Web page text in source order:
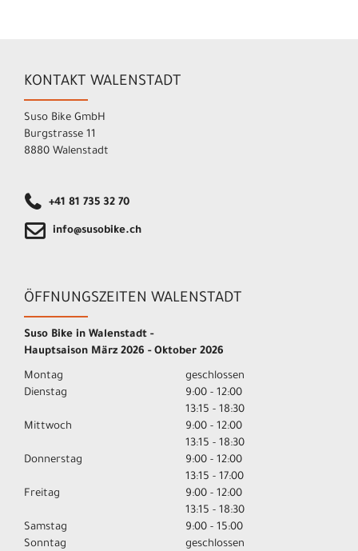
KONTAKT WALENSTADT
Suso Bike GmbH
Burgstrasse 11
8880 Walenstadt
+41 81 735 32 70
info@susobike.ch
ÖFFNUNGSZEITEN WALENSTADT
Suso Bike in Walenstadt -
Hauptsaison März 2026 - Oktober 2026
Montag
geschlossen
Dienstag
9:00 - 12:00
13:15 - 18:30
Mittwoch
9:00 - 12:00
13:15 - 18:30
Donnerstag
9:00 - 12:00
13:15 - 17:00
Freitag
9:00 - 12:00
13:15 - 18:30
Samstag
9:00 - 15:00
Sonntag
geschlossen